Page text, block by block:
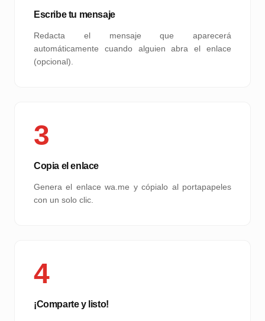
Escribe tu mensaje
Redacta el mensaje que aparecerá
automáticamente cuando alguien abra el enlace
(opcional).
3
Copia el enlace
Genera el enlace wa.me y cópialo al portapapeles
con un solo clic.
4
¡Comparte y listo!